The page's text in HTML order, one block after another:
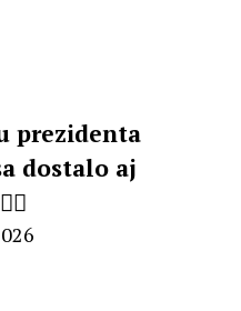
prezidenta
dostalo aj